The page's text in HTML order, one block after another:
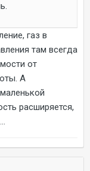
газ в
там всегда
от
А
расширяется,